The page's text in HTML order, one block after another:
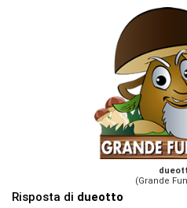
(Grande
Risposta di dueotto